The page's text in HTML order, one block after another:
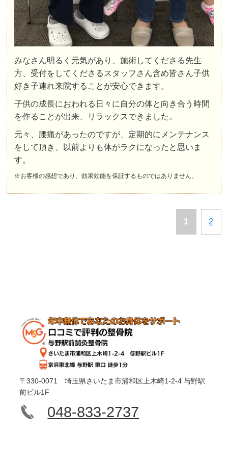
みなさん明るく元気があり、施術してくださる先生
方、受付をしてくださるスタッフさん含め皆さん子供
好き子連れ来院することが安心できます。
子供の成長におわれる日々に自分の体と向き合う時間
を作ることが出来、リラックスできました。
元々、腰痛があったのですが、定期的にメンテナンス
をして頂き、以前よりも体がラクになったと思いま
す。
※お客様の感想であり、効果効能を保証するものではありません。
1 2
〒330-0071 埼玉県さいたま市浦和区上木崎1-2-4 与野駅
前ビル1F
048-833-2737